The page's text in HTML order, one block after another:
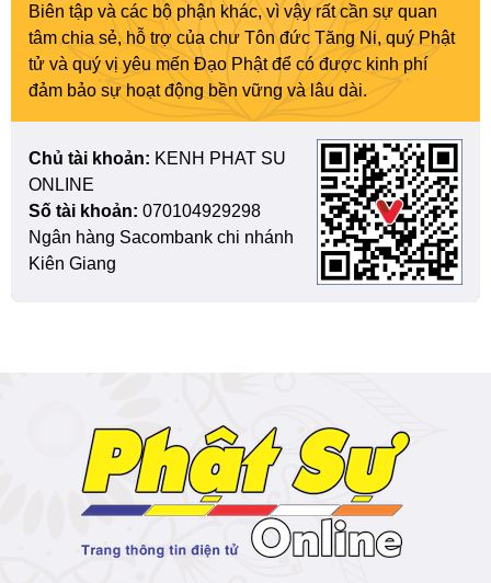
Biên tập và các bộ phận khác, vì vậy rất cần sự quan
tâm chia sẻ, hỗ trợ của chư Tôn đức Tăng Ni, quý Phật
tử và quý vị yêu mến Đạo Phật để có được kinh phí
đảm bảo sự hoạt động bền vững và lâu dài.
Chủ tài khoản: KENH PHAT SU
ONLINE
Số tài khoản: 070104929298
Ngân hàng Sacombank chi nhánh
Kiên Giang